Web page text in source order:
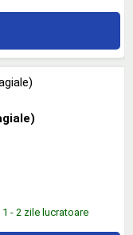
- 2 zile lucratoare